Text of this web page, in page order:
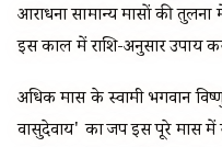
आराधना सामान्य मासों की
इस काल में राशि-अनुसार उपाय
अधिक मास के स्वामी भगवान
वासुदेवाय' का जप इस पूरे मास में